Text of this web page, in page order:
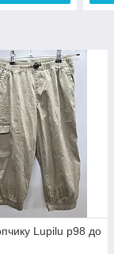
Lupilu р98 до